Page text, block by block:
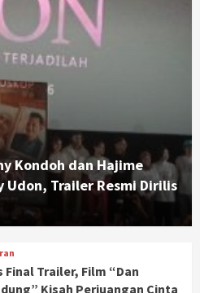
Kondoh dan Hajime
Udon, Trailer Resmi Dirilis
Final Trailer, Film “Dan
Kisah Perjuangan Cinta